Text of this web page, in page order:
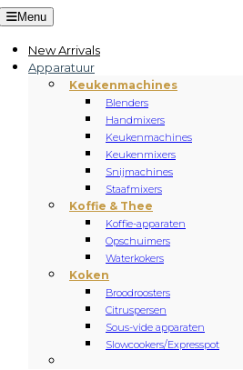
Menu
New Arrivals
Apparatuur
Keukenmachines
Blenders
Handmixers
Keukenmachines
Keukenmixers
Snijmachines
Staafmixers
Koffie & Thee
Koffie-apparaten
Opschuimers
Waterkokers
Koken
Broodroosters
Citruspersen
Sous-vide apparaten
Slowcookers/Expresspot